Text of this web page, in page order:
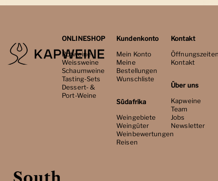
ONLINESHOP
Rotweine
Weissweine
Schaumweine
Tasting-Sets
Dessert- &
Port-Weine
Kundenkonto
Mein Konto
Meine
Bestellungen
Wunschliste
Südafrika
Weingebiete
Weingüter
Weinbewertungen
Reisen
Kontakt
Kontakt
Über uns
Kapweine
Team
Jobs
Newsletter